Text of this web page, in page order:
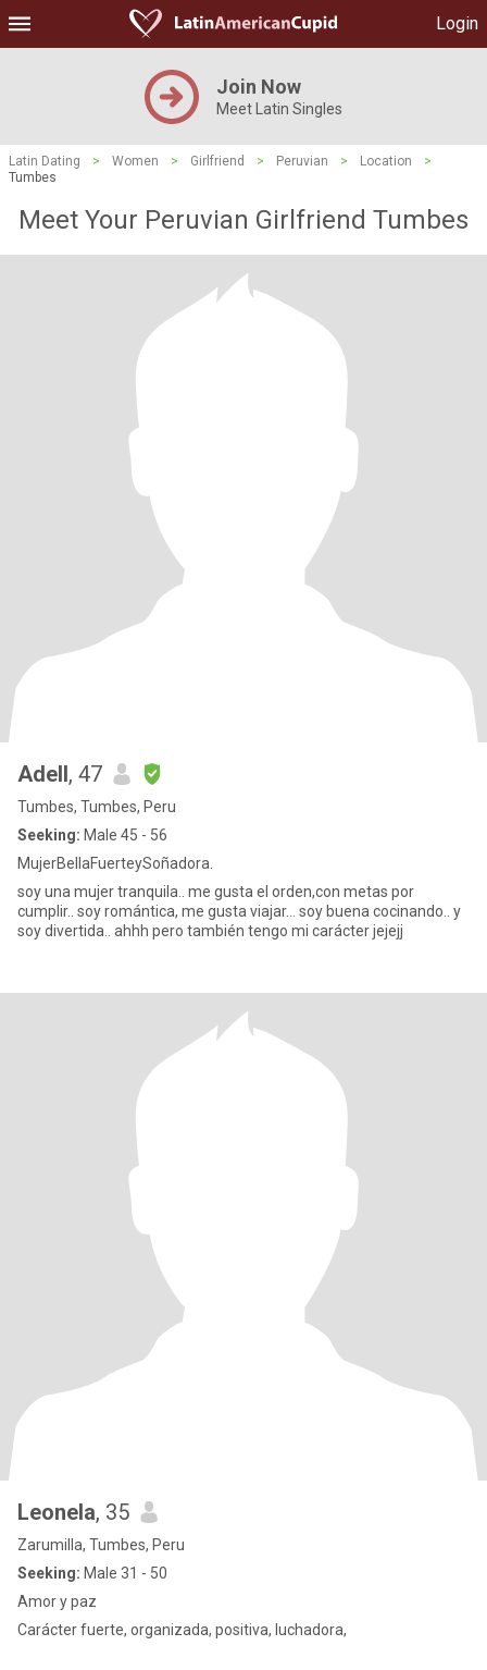
Login
Join Now
Meet Latin Singles
Latin Dating > Women > Girlfriend > Peruvian > Location
>
Tumbes
Meet Your Peruvian Girlfriend Tumbes
Adell, 47
Tumbes, Tumbes, Peru
Seeking: Male 45 - 56
MujerBellaFuerteySoñadora.
soy una mujer tranquila.. me gusta el orden,con metas por
cumplir.. soy romántica, me gusta viajar... soy buena cocinando.. y
soy divertida.. ahhh pero también tengo mi carácter jejejj
Leonela, 35
Zarumilla, Tumbes, Peru
Seeking: Male 31 - 50
Amor y paz
Carácter fuerte, organizada, positiva, luchadora,